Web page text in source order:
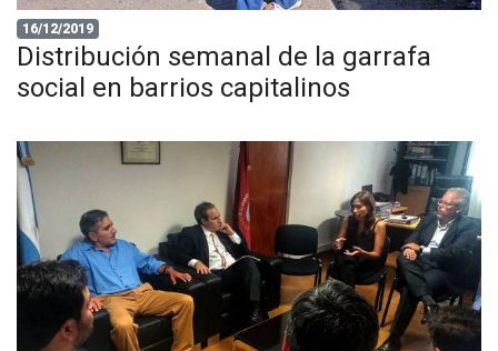
16/12/2019
Distribución semanal de la garrafa
social en barrios capitalinos